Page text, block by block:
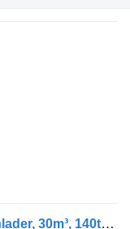
IVECO AD260SY/PS, Terberg, Seitenlader, 30m³, 140tkm